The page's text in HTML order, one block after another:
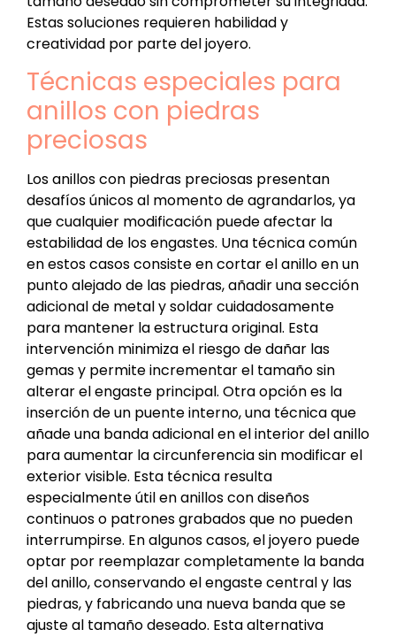
Estas soluciones requieren habilidad y
creatividad por parte del joyero.
Técnicas especiales para
anillos con piedras
preciosas
Los anillos con piedras preciosas presentan
desafíos únicos al momento de agrandarlos, ya
que cualquier modificación puede afectar la
estabilidad de los engastes. Una técnica común
en estos casos consiste en cortar el anillo en un
punto alejado de las piedras, añadir una sección
adicional de metal y soldar cuidadosamente
para mantener la estructura original. Esta
intervención minimiza el riesgo de dañar las
gemas y permite incrementar el tamaño sin
alterar el engaste principal. Otra opción es la
inserción de un puente interno, una técnica que
añade una banda adicional en el interior del anillo
para aumentar la circunferencia sin modificar el
exterior visible. Esta técnica resulta
especialmente útil en anillos con diseños
continuos o patrones grabados que no pueden
interrumpirse. En algunos casos, el joyero puede
optar por reemplazar completamente la banda
del anillo, conservando el engaste central y las
piedras, y fabricando una nueva banda que se
ajuste al tamaño deseado. Esta alternativa